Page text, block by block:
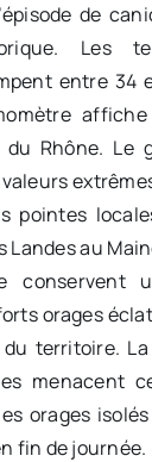
de
Les
entre 34
Rhône. Le
pointes
Landes au
conservent
orages
territoire.
menacent
orages
fin de journée.